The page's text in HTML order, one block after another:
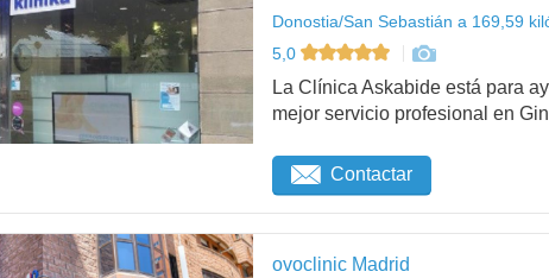
Donostia/San Sebastián a 169,59
5,0
La Clínica Askabide está para
mejor servicio profesional en
Contactar
ovoclinic Madrid